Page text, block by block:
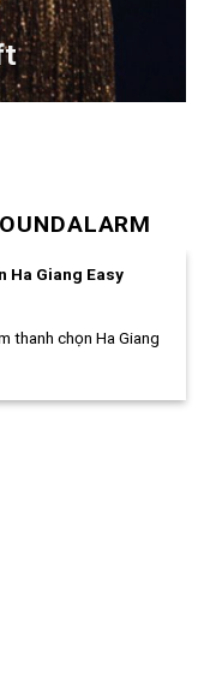
Ha Giang Easy
thanh chọn Ha Giang